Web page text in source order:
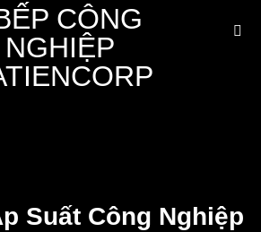
Suất Công Nghiệp